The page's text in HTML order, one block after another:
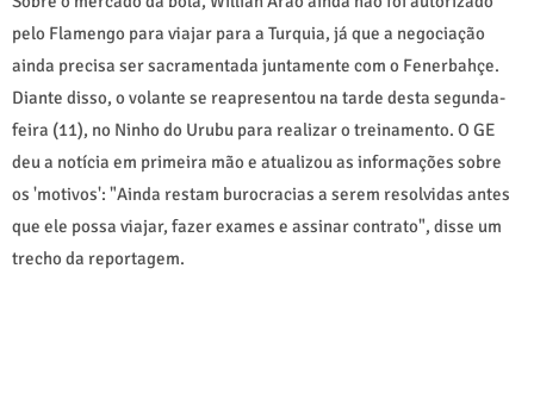
pelo Flamengo para viajar para a Turquia, já que a negociação
ainda precisa ser sacramentada juntamente com o Fenerbahçe.
Diante disso, o volante se reapresentou na tarde desta segunda-
feira (11), no Ninho do Urubu para realizar o treinamento. O GE
deu a notícia em primeira mão e atualizou as informações sobre
os 'motivos': "Ainda restam burocracias a serem resolvidas antes
que ele possa viajar, fazer exames e assinar contrato", disse um
trecho da reportagem.